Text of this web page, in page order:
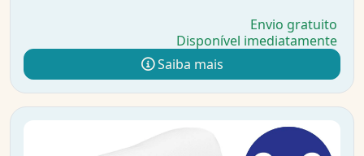
Envio gratuito
Disponível imediatamente
Saiba mais